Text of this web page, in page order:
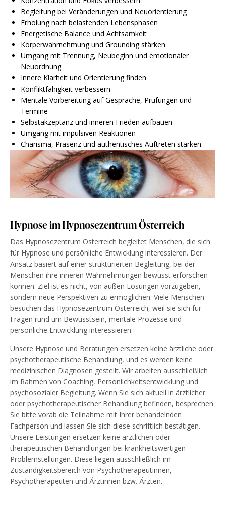
Begleitung bei Veränderungen und Neuorientierung
Erholung nach belastenden Lebensphasen
Energetische Balance und Achtsamkeit
Körperwahrnehmung und Grounding stärken
Umgang mit Trennung, Neubeginn und emotionaler
Neuordnung
Innere Klarheit und Orientierung finden
Konfliktfähigkeit verbessern
Mentale Vorbereitung auf Gespräche, Prüfungen und
Termine
Selbstakzeptanz und inneren Frieden aufbauen
Umgang mit impulsiven Reaktionen
Charisma, Präsenz und authentisches Auftreten stärken
Hypnose im Hypnosezentrum Österreich
Das Hypnosezentrum Österreich begleitet Menschen, die sich
für Hypnose und persönliche Entwicklung interessieren. Der
Ansatz basiert auf einer strukturierten Begleitung, bei der
Menschen ihre inneren Wahrnehmungen bewusst erforschen
können. Ziel ist es nicht, von außen Lösungen vorzugeben,
sondern neue Perspektiven zu ermöglichen. Viele Menschen
besuchen das Hypnosezentrum Österreich, weil sie sich für
Fragen rund um Bewusstsein, mentale Prozesse und
persönliche Entwicklung interessieren.
Unsere Hypnose und Beratungen ersetzen keine ärztliche oder
psychotherapeutische Behandlung, und es werden keine
medizinischen Diagnosen gestellt. Wir arbeiten ausschließlich
im Rahmen von Coaching, Persönlichkeitsentwicklung und
psychosozialer Begleitung. Wenn Sie sich aktuell in ärztlicher
oder psychotherapeutischer Behandlung befinden, besprechen
Sie bitte vorab die Teilnahme mit Ihrer behandelnden
Fachperson und lassen Sie sich diese schriftlich bestätigen.
Unsere Leistungen ersetzen keine ärztlichen oder
therapeutischen Behandlungen bei krankheitswertigen
Problemstellungen. Diese liegen ausschließlich im
Zuständigkeitsbereich von Psychotherapeutinnen,
Psychotherapeuten und Ärztinnen bzw. Ärzten.